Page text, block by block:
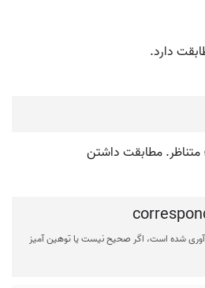
دارد.
متناظر. مطابقت داشتن
شده است، اگر صحیح نیست یا توهین آمیز